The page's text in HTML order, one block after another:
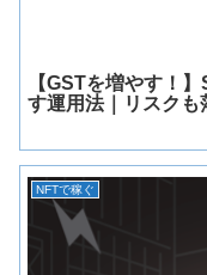
【GSTを増やす！
す運用法｜リスクも
NFTで稼ぐ